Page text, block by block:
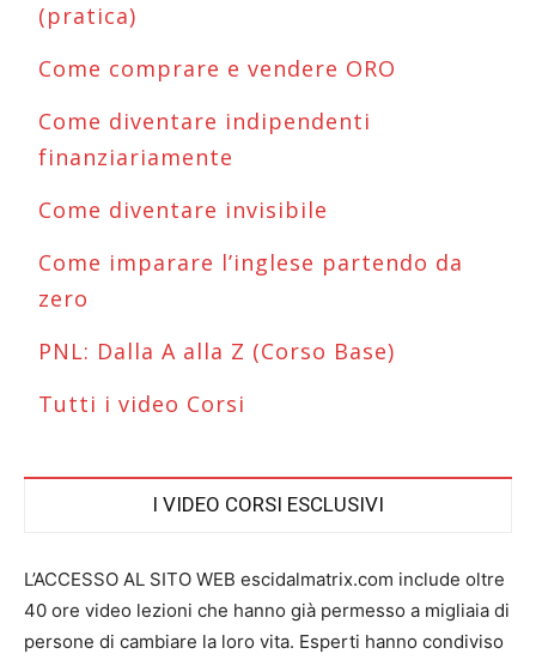
(pratica)
Come comprare e vendere ORO
Come diventare indipendenti
finanziariamente
Come diventare invisibile
Come imparare l’inglese partendo da
zero
PNL: Dalla A alla Z (Corso Base)
Tutti i video Corsi
I VIDEO CORSI ESCLUSIVI
L’ACCESSO AL SITO WEB escidalmatrix.com include oltre
40 ore video lezioni che hanno già permesso a migliaia di
persone di cambiare la loro vita. Esperti hanno condiviso